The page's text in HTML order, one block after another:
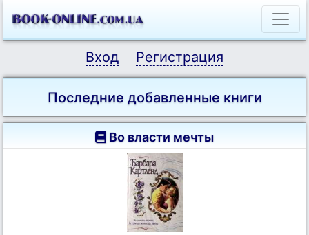
Вход Регистрация
Последние добавленные книги
Во власти мечты